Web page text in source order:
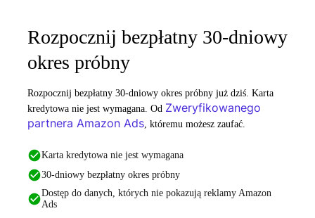
Rozpocznij bezpłatny 30-dniowy
okres próbny
Rozpocznij bezpłatny 30-dniowy okres próbny już dziś. Karta
kredytowa nie jest wymagana. Od Zweryfikowanego
partnera Amazon Ads, któremu możesz zaufać.
Karta kredytowa nie jest wymagana
30-dniowy bezpłatny okres próbny
Dostęp do danych, których nie pokazują reklamy Amazon
Ads